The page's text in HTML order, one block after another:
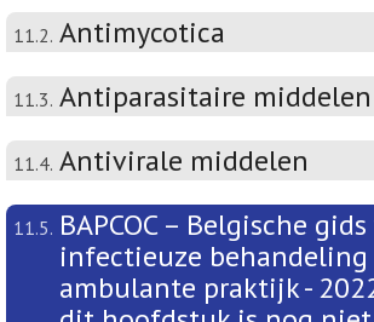
11.2. Antimycotica
11.3. Antiparasitaire middelen
11.4. Antivirale middelen
11.5. BAPCOC – Belgische
infectieuze
ambulante praktijk -